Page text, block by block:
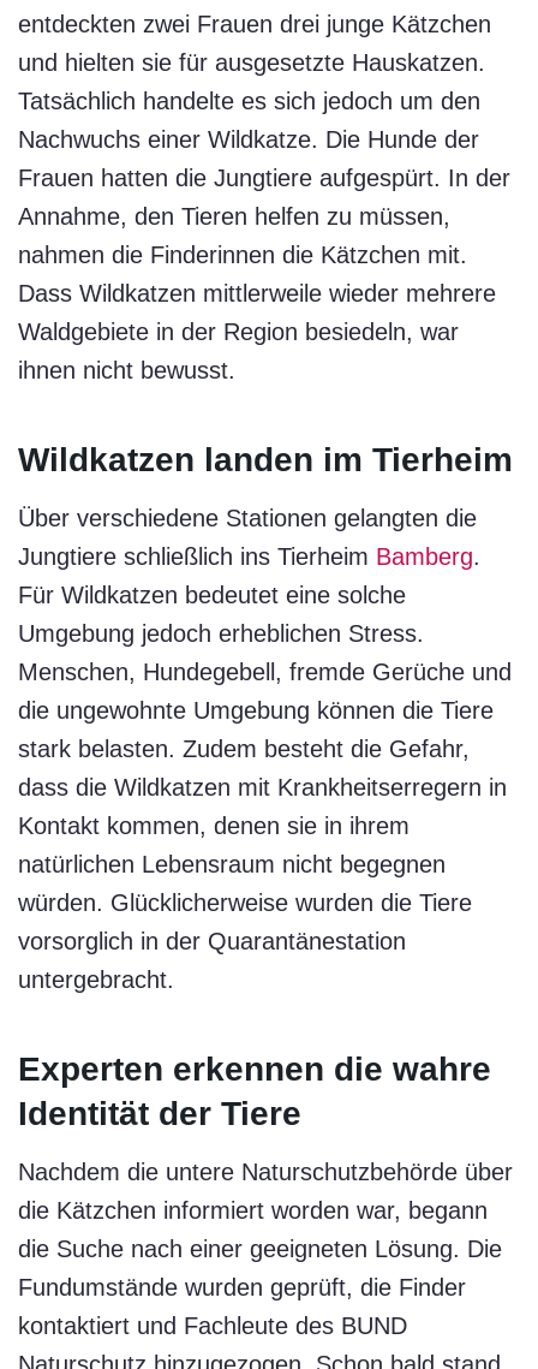
entdeckten zwei Frauen drei junge Kätzchen
und hielten sie für ausgesetzte Hauskatzen.
Tatsächlich handelte es sich jedoch um den
Nachwuchs einer Wildkatze. Die Hunde der
Frauen hatten die Jungtiere aufgespürt. In der
Annahme, den Tieren helfen zu müssen,
nahmen die Finderinnen die Kätzchen mit.
Dass Wildkatzen mittlerweile wieder mehrere
Waldgebiete in der Region besiedeln, war
ihnen nicht bewusst.
Wildkatzen landen im Tierheim
Über verschiedene Stationen gelangten die
Jungtiere schließlich ins Tierheim Bamberg.
Für Wildkatzen bedeutet eine solche
Umgebung jedoch erheblichen Stress.
Menschen, Hundegebell, fremde Gerüche und
die ungewohnte Umgebung können die Tiere
stark belasten. Zudem besteht die Gefahr,
dass die Wildkatzen mit Krankheitserregern in
Kontakt kommen, denen sie in ihrem
natürlichen Lebensraum nicht begegnen
würden. Glücklicherweise wurden die Tiere
vorsorglich in der Quarantänestation
untergebracht.
Experten erkennen die wahre
Identität der Tiere
Nachdem die untere Naturschutzbehörde über
die Kätzchen informiert worden war, begann
die Suche nach einer geeigneten Lösung. Die
Fundumstände wurden geprüft, die Finder
kontaktiert und Fachleute des BUND